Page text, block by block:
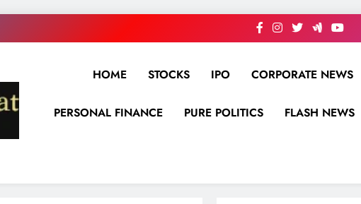
HOME STOCKS IPO CORPORATE NEWS
PERSONAL FINANCE PURE POLITICS FLASH NEWS